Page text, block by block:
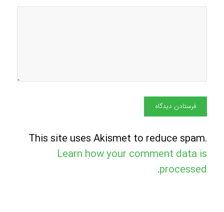
This site uses Akismet to reduce spam.
Learn how your comment data is
processed
.